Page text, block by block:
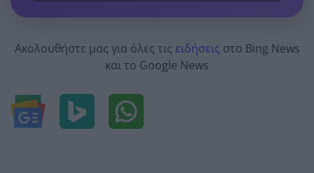
Ακολουθήστε μας για όλες τις ειδήσεις στο Bing News
και το Google News